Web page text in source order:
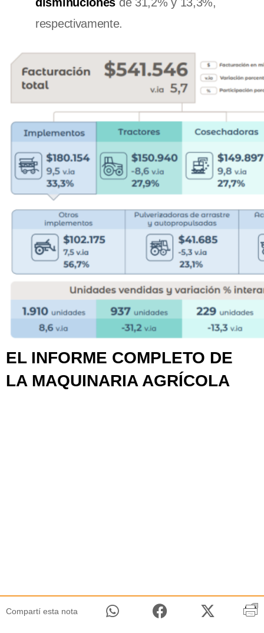
disminuciones de 31,2% y 13,3%,
respectivamente.
EL INFORME COMPLETO DE
LA MAQUINARIA AGRÍCOLA
Compartí esta nota